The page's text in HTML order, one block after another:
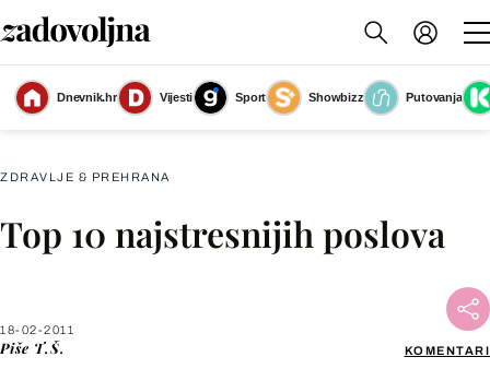
Dnevnik.hr Vijesti Sport Showbizz
Putovanja
Slika nije dostupna
ZDRAVLJE & PREHRANA
Top 10 najstresnijih poslova
18-02-2011
Piše T.Š. KOMENTARI
Facebook